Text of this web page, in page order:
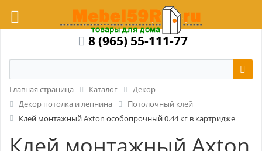
8 (965) 55-111-77
Главная страница Каталог
Декор
Декор потолка и лепнина
Потолочный клей
Клей монтажный Axton особопрочный 0.44 кг в картридже